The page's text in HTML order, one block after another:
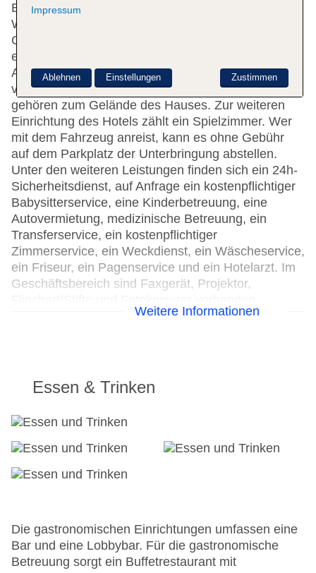
Einrichtung gehört eine Gepäckaufbewahrung.
WLAN ist in den öffentlichen Bereichen (ohne
Gebühr) verfügbar. Die Unterbringung verfügt über
eine Reihe von behindertengerechten
Annehmlichkeiten. Geschäfte sind ebenfalls
vorhanden. Ein schöner Garten und ein Spielplatz
gehören zum Gelände des Hauses. Zur weiteren
Einrichtung des Hotels zählt ein Spielzimmer. Wer
mit dem Fahrzeug anreist, kann es ohne Gebühr
auf dem Parkplatz der Unterbringung abstellen.
Unter den weiteren Leistungen finden sich ein 24h-
Sicherheitsdienst, auf Anfrage ein kostenpflichtiger
Babysitterservice, eine Kinderbetreuung, eine
Autovermietung, medizinische Betreuung, ein
Transferservice, ein kostenpflichtiger
Zimmerservice, ein Weckdienst, ein Wäscheservice,
ein Friseur, ein Pagenservice und ein Hotelarzt. Im
Geschäftsbereich sind Faxgerät, Projektor,
Check-out bis: 12:00:00
Konferenzraum
Hoteleröffnung: 2006
WLAN/WiFi im Hotel: ohne Gebühr
Lift
Zimmerservice: gegen Gebühr
Sonnenterrasse: ohne Gebühr
Gesamtanzahl der Stockwerke: 7
Weitere Informationen
Essen & Trinken
Die gastronomischen Einrichtungen umfassen eine
Bar und eine Lobbybar. Für die gastronomische
Betreuung sorgt ein Buffetrestaurant mit
Impressum
Zustimmen
Ablehnen Einstellungen